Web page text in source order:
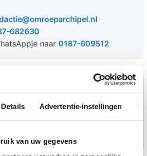
Details Advertentie-instellingen
van uw gegevens
682630
naar0187-609512
tegen die niet klopt? Laat